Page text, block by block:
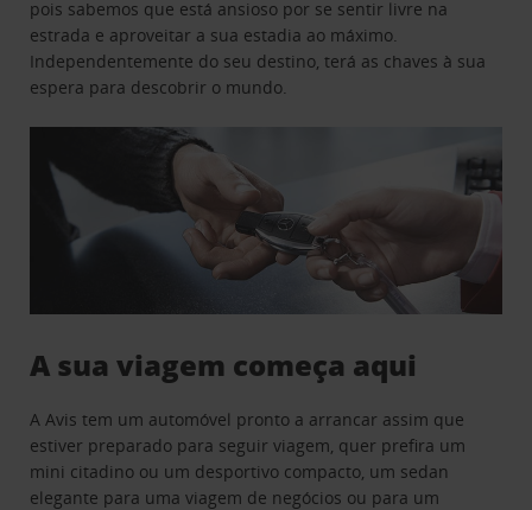
pois sabemos que está ansioso por se sentir livre na
estrada e aproveitar a sua estadia ao máximo.
Independentemente do seu destino, terá as chaves à sua
espera para descobrir o mundo.
A sua viagem começa aqui
A Avis tem um automóvel pronto a arrancar assim que
estiver preparado para seguir viagem, quer prefira um
mini citadino ou um desportivo compacto, um sedan
elegante para uma viagem de negócios ou para um